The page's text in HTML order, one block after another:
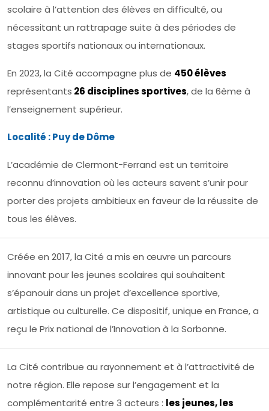
scolaire à l’attention des élèves en difficulté, ou
nécessitant un rattrapage suite à des périodes de
stages sportifs nationaux ou internationaux.
En 2023, la Cité accompagne plus de 450 élèves
représentants 26 disciplines sportives, de la 6ème à
l’enseignement supérieur.
Localité : Puy de Dôme
L’académie de Clermont-Ferrand est un territoire
reconnu d’innovation où les acteurs savent s’unir pour
porter des projets ambitieux en faveur de la réussite de
tous les élèves.
Créée en 2017, la Cité a mis en œuvre un parcours
innovant pour les jeunes scolaires qui souhaitent
s’épanouir dans un projet d’excellence sportive,
artistique ou culturelle. Ce dispositif, unique en France, a
reçu le Prix national de l’Innovation à la Sorbonne.
La Cité contribue au rayonnement et à l’attractivité de
notre région. Elle repose sur l’engagement et la
complémentarité entre 3 acteurs : les jeunes, les